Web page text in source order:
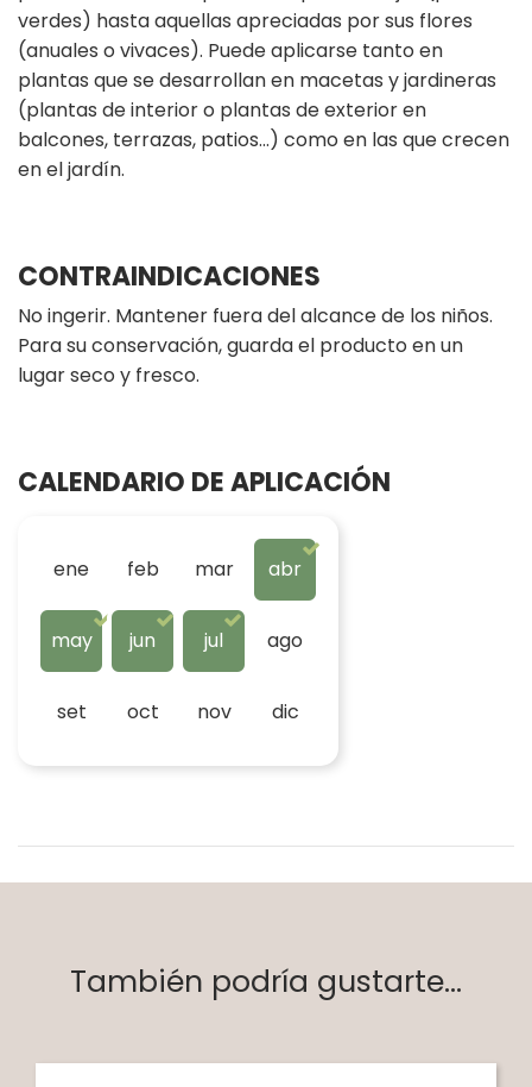
verdes) hasta aquellas apreciadas por sus flores
(anuales o vivaces). Puede aplicarse tanto en
plantas que se desarrollan en macetas y jardineras
(plantas de interior o plantas de exterior en
balcones, terrazas, patios...) como en las que crecen
en el jardín.
CONTRAINDICACIONES
No ingerir. Mantener fuera del alcance de los niños.
Para su conservación, guarda el producto en un
lugar seco y fresco.
CALENDARIO DE APLICACIÓN
ene feb mar abr
may jun jul ago
set oct nov dic
También podría gustarte...